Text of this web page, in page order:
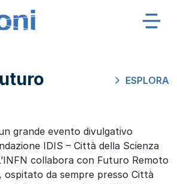
ESPLORA
grande evento divulgativo
IDIS – Città della Scienza
collabora con Futuro Remoto
ospitato da sempre presso Città